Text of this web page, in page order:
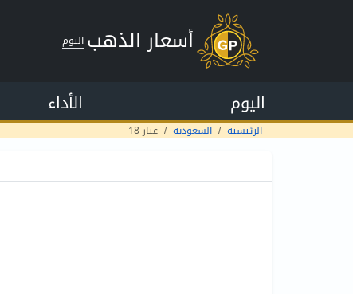
أسعار الذهب اليوم
اليوم الأداء
الرئيسية السعودية عيار 18